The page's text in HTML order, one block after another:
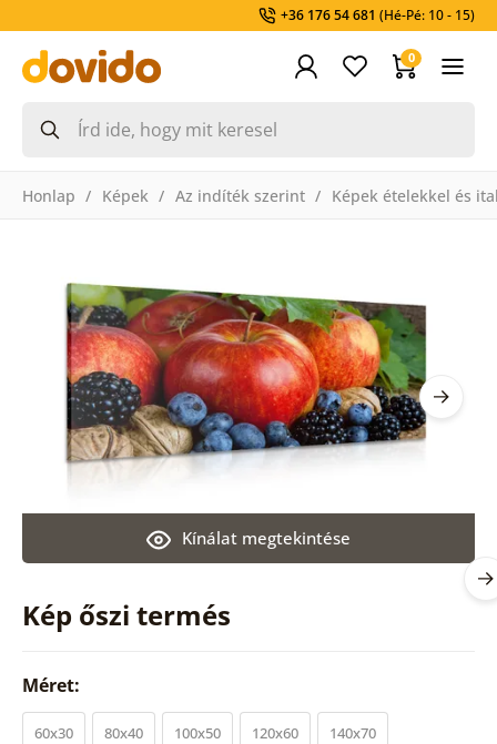
+36 176 54 681 (Hé-Pé: 10 - 15)
0
Honlap Képek Az indíték szerint Képek ételekkel és
Kép őszi termés
Kínálat megtekintése
Méret:
60x30 80x40 100x50 120x60 140x70